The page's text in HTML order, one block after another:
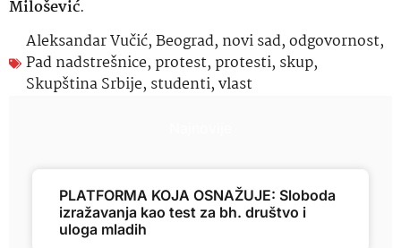
Milošević.
Aleksandar Vučić,Beograd, novi sad,odgovornost,
Pad nadstrešnice, protest, protesti, skup,
Skupština Srbije, studenti,vlast
PLATFORMA KOJA OSNAŽUJE: Sloboda
izražavanja kao test za bh. društvo i
uloga mladih